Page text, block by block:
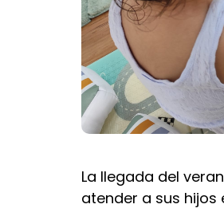
La llegada del
atender a sus hijos